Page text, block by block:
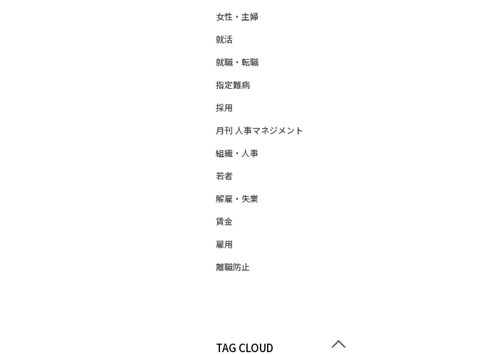
女性・主婦
就活
就職・転職
指定難病
採用
月刊 人事マネジメント
組織・人事
若者
解雇・失業
賃金
雇用
離職防止
TAG CLOUD